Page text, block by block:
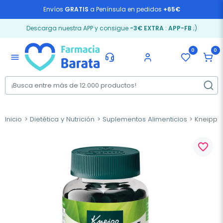
Envíos GRATIS a Península en pedidos +65€
Descarga nuestra APP y consigue -3€ EXTRA: APP-FB ;)
menu
0 0
Inicio Dietética y Nutrición Suplementos Alimenticios Kneipp
favorite_border